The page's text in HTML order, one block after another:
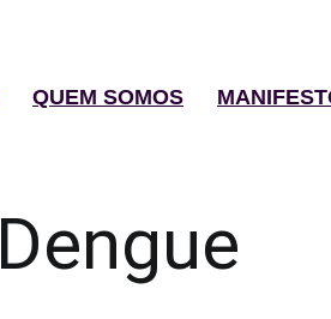
QUEM SOMOS
Dengue